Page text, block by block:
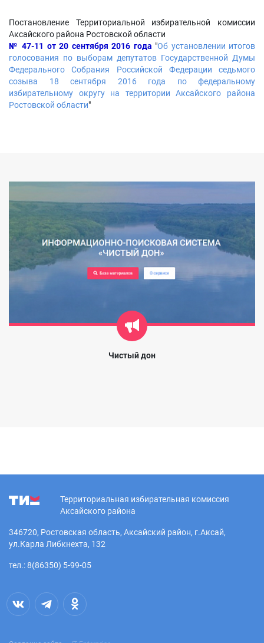
Постановление Территориальной избирательной комиссии
Аксайского района Ростовской области
№ 47-11 от 20 сентября 2016 года "Об установлении итогов
голосования по выборам депутатов Государственной Думы
Федерального Собрания Российской Федерации седьмого
созыва 18 сентября 2016 года по федеральному
избирательному округу на территории Аксайского района
Ростовской области"
Чистый дон
Территориальная избирательная комиссия
Аксайского района
346720, Ростовская область, Аксайский район, г.Аксай,
ул.Карла Либкнехта, 132
тел.: 8(86350) 5-99-05